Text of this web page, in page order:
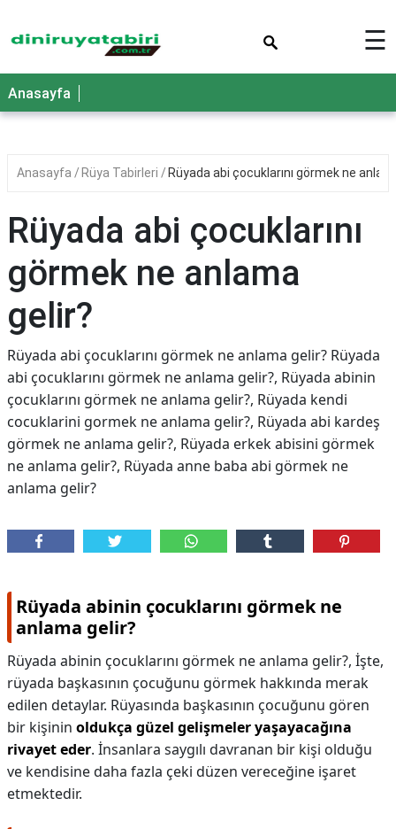
☰
Anasayfa
Anasayfa Rüya Tabirleri Rüyada abi çocuklarını görmek ne
Rüyada abi çocuklarını
görmek ne anlama
gelir?
Rüyada abi çocuklarını görmek ne anlama gelir? Rüyada
abi çocuklarını görmek ne anlama gelir?, Rüyada abinin
çocuklarını görmek ne anlama gelir?, Rüyada kendi
cocuklarini gormek ne anlama gelir?, Rüyada abi kardeş
görmek ne anlama gelir?, Rüyada erkek abisini görmek
ne anlama gelir?, Rüyada anne baba abi görmek ne
anlama gelir?
Rüyada abinin çocuklarını görmek ne
anlama gelir?
Rüyada abinin çocuklarını görmek ne anlama gelir?, İşte,
rüyada başkasının çocuğunu görmek hakkında merak
edilen detaylar. Rüyasında başkasının çocuğunu gören
bir kişinin oldukça güzel gelişmeler yaşayacağına
rivayet eder. İnsanlara saygılı davranan bir kişi olduğu
ve kendisine daha fazla çeki düzen vereceğine işaret
etmektedir.